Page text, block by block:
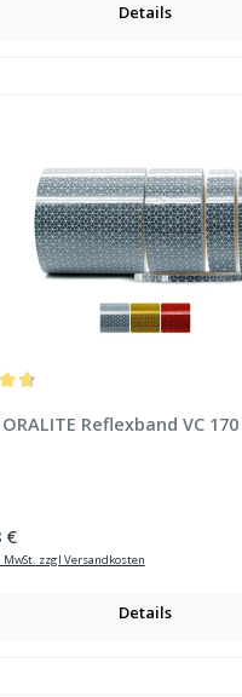
Details
Reflexband VC 170
Preis:
€
MwSt. zzgl Versandkosten
Details